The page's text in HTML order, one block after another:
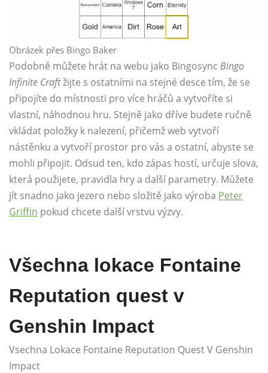
Obrázek přes Bingo Baker
Podobně můžete hrát na webu jako Bingosync Bingo
Infinite Craftžijte s ostatními na stejné desce tím, že se
připojíte do místnosti pro více hráčů a vytvoříte si
vlastní, náhodnou hru. Stejně jako dříve budete ručně
vkládat položky k nalezení, přičemž web vytvoří
nástěnku a vytvoří prostor pro vás a ostatní, abyste se
mohli připojit. Odsud ten, kdo zápas hostí, určuje slova,
která použijete, pravidla hry a další parametry. Můžete
jít snadno jako jezero nebo složitě jako výroba Peter
Griffin pokud chcete další vrstvu výzvy.
Všechna lokace Fontaine
Reputation quest v
Genshin Impact
Vsechna Lokace Fontaine Reputation Quest V Genshin
Impact